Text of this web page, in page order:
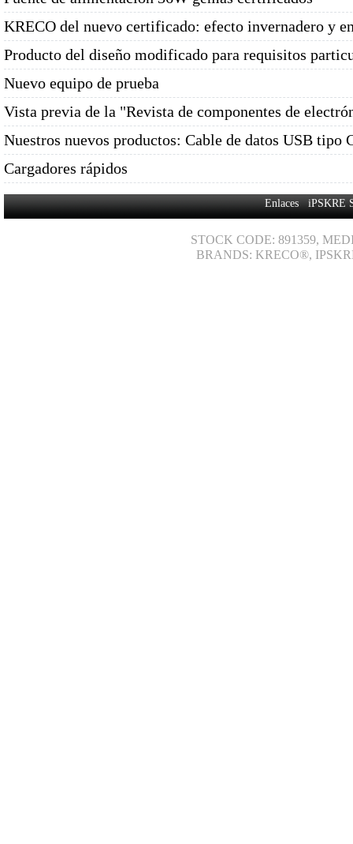
KRECO del nuevo certificado: efecto invernadero y
Producto del diseño modificado para requisitos
Nuevo equipo de prueba
Vista previa de la "Revista de componentes de
Nuestros nuevos productos: Cable de datos USB tipo
Cargadores rápidos
EnlacesiPSKRE
STOCK CODE: 891359,
BRANDS: KRECO®,